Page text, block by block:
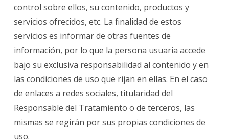
control sobre ellos, su contenido, productos y
servicios ofrecidos, etc. La finalidad de estos
servicios es informar de otras fuentes de
información, por lo que la persona usuaria accede
bajo su exclusiva responsabilidad al contenido y en
las condiciones de uso que rijan en ellas. En el caso
de enlaces a redes sociales, titularidad del
Responsable del Tratamiento o de terceros, las
mismas se regirán por sus propias condiciones de
uso.